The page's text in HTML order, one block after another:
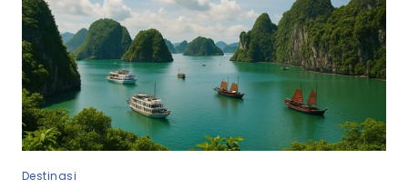
Destinasi